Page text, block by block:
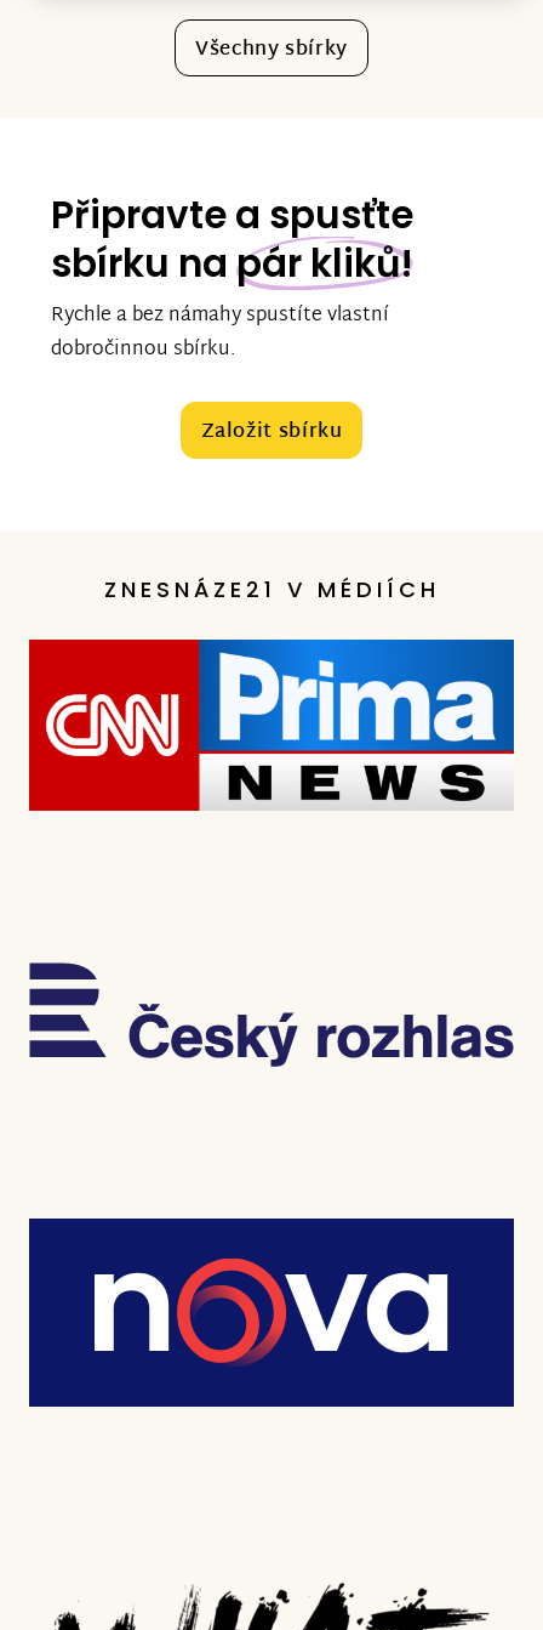
Všechny sbírky
Připravte a spusťte
sbírku na pár kliků!
Rychle a bez námahy spustíte vlastní
dobročinnou sbírku.
Založit sbírku
ZNESNÁZE21 V MÉDIÍCH